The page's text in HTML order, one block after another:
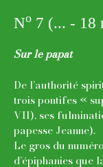
No 7 (... - 18
Sur le papat
De l’authorité
trois pontifes «
VII), ses
papesse Jeanne).
Le gros du
d’épiphanies que